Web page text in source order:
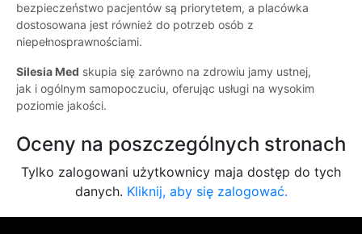
bezpieczeństwo pacjentów są priorytetem, a placówka
dostosowana jest również do potrzeb osób z
niepełnosprawnościami.
Silesia Med skupia się zarówno na zdrowiu jamy ustnej,
jak i ogólnym samopoczuciu, oferując usługi na wysokim
poziomie jakości.
Oceny na poszczególnych stronach
Tylko zalogowani użytkownicy maja dostęp do tych
danych. Kliknij, aby się zalogować.